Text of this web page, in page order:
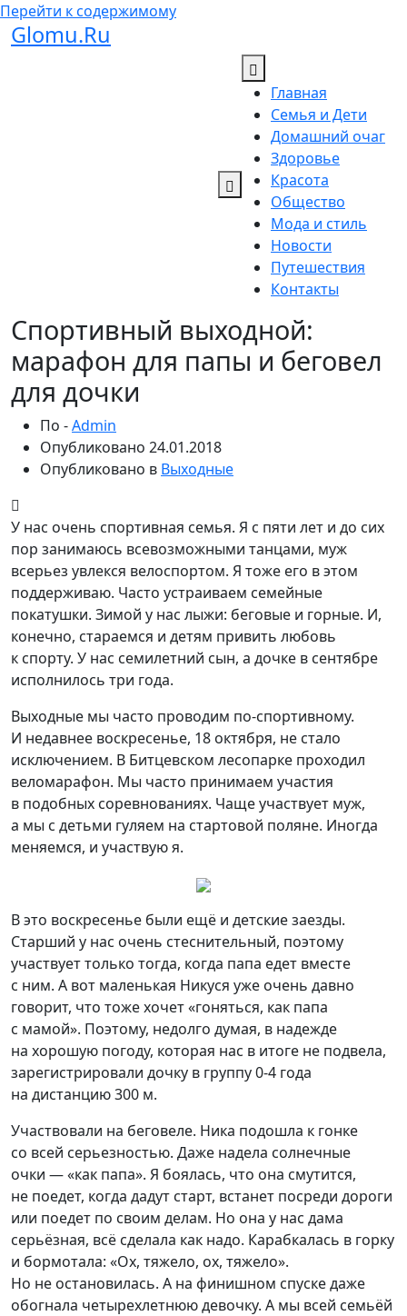
Перейти к содержимому
Glomu.Ru
Главная
Семья и Дети
Домашний очаг
Здоровье
Красота
Общество
Мода и стиль
Новости
Путешествия
Контакты
Спортивный выходной:
марафон для папы и беговел
для дочки
По -Admin
Опубликовано 24.01.2018
Опубликовано в Выходные
У нас очень спортивная семья. Я с пяти лет и до сих
пор занимаюсь всевозможными танцами, муж
всерьез увлекся велоспортом. Я тоже его в этом
поддерживаю. Часто устраиваем семейные
покатушки. Зимой у нас лыжи: беговые и горные. И,
конечно, стараемся и детям привить любовь
к спорту. У нас семилетний сын, а дочке в сентябре
исполнилось три года.
Выходные мы часто проводим по-спортивному.
И недавнее воскресенье, 18 октября, не стало
исключением. В Битцевском лесопарке проходил
веломарафон. Мы часто принимаем участия
в подобных соревнованиях. Чаще участвует муж,
а мы с детьми гуляем на стартовой поляне. Иногда
меняемся, и участвую я.
В это воскресенье были ещё и детские заезды.
Старший у нас очень стеснительный, поэтому
участвует только тогда, когда папа едет вместе
с ним. А вот маленькая Никуся уже очень давно
говорит, что тоже хочет «гоняться, как папа
с мамой». Поэтому, недолго думая, в надежде
на хорошую погоду, которая нас в итоге не подвела,
зарегистрировали дочку в группу 0-4 года
на дистанцию 300 м.
Участвовали на беговеле. Ника подошла к гонке
со всей серьезностью. Даже надела солнечные
очки — «как папа». Я боялась, что она смутится,
не поедет, когда дадут старт, встанет посреди дороги
или поедет по своим делам. Но она у нас дама
серьёзная, всё сделала как надо. Карабкалась в горку
и бормотала: «Ох, тяжело, ох, тяжело».
Но не остановилась. А на финишном спуске даже
обогнала четырехлетнюю девочку. А мы всей семьёй